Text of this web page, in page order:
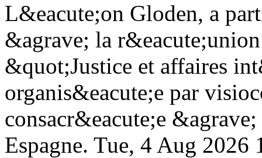
L&eacute;on Gloden, a
&agrave; la
&quot;Justice et affaires
organis&eacute;e par
consacr&eacute;e
Espagne. Tue, 4 Aug 2026